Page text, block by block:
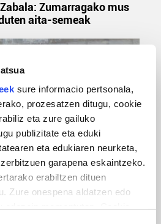
sure informacio pertsonala,
prozesatzen ditugu, cookie
eta zure gailuko
publizitate eta eduki
eta edukiaren neurketa,
garapena eskaintzeko.
erabiltzen dituen
Zure onespena aldatzen edo
Zumarragako mus
aita-semeak